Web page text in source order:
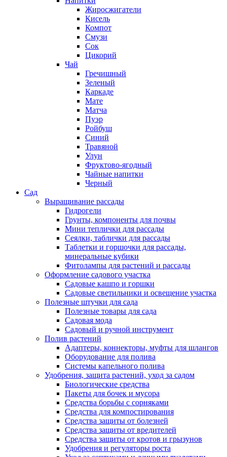
Жиросжигатели
Кисель
Компот
Смузи
Сок
Цикорий
Чай
Гречишный
Зеленый
Каркаде
Мате
Матча
Пуэр
Ройбуш
Синий
Травяной
Улун
Фруктово-ягодный
Чайные напитки
Черный
Сад
Выращивание рассады
Гидрогели
Грунты, компоненты для почвы
Мини теплички для рассады
Сеялки, таблички для рассады
Таблетки и горшочки для рассады,
минеральные кубики
Фитолампы для растений и рассады
Оформление садового участка
Садовые кашпо и горшки
Садовые светильники и освещение участка
Полезные штучки для сада
Полезные товары для сада
Садовая мода
Садовый и ручной инструмент
Полив растений
Адаптеры, коннекторы, муфты для шлангов
Оборудование для полива
Системы капельного полива
Удобрения, защита растений, уход за садом
Биологические средства
Пакеты для бочек и мусора
Средства борьбы с сорняками
Средства для компостирования
Средства защиты от болезней
Средства защиты от вредителей
Средства защиты от кротов и грызунов
Удобрения и регуляторы роста